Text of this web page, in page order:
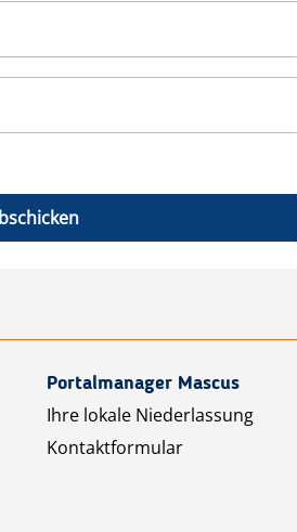
Portalmanager Mascus
Ihre lokale Niederlassung
Kontaktformular